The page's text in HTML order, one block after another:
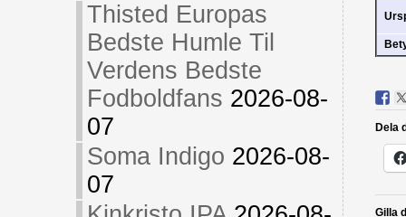
Thisted Europas
Bedste Humle Til
Verdens Bedste
Fodboldfans 2026-08-
07
Soma Indigo 2026-08-
07
Dela
Gilla